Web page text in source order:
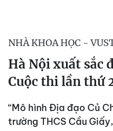
NHÀ KHOA HỌC -
Hà Nội xuất sắc
Cuộc thi lần thứ
“Mô hình Địa đạo Củ
trường THCS Cầu